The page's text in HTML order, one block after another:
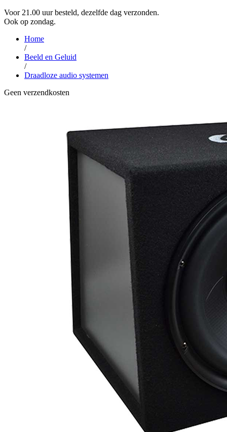
Voor 21.00 uur besteld, dezelfde dag verzonden.
Ook op zondag.
Home
/
Beeld en Geluid
/
Draadloze audio systemen
Geen verzendkosten